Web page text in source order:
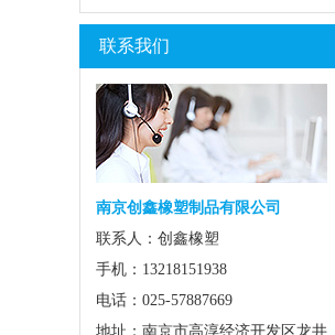
联系我们
南京创鑫橡塑制品有限公司
联系人：创鑫橡塑
手机：13218151938
电话：025-57887669
地址：南京市高淳经济开发区龙井